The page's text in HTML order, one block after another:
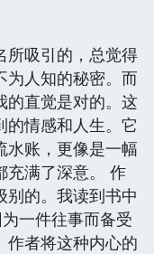
所吸引的，总觉得
为人知的秘密。而
的直觉是对的。这
的情感和人生。它
水账，更像是一幅
充满了深意。 作
别的。我读到书中
一件往事而备受
作者将这种内心的